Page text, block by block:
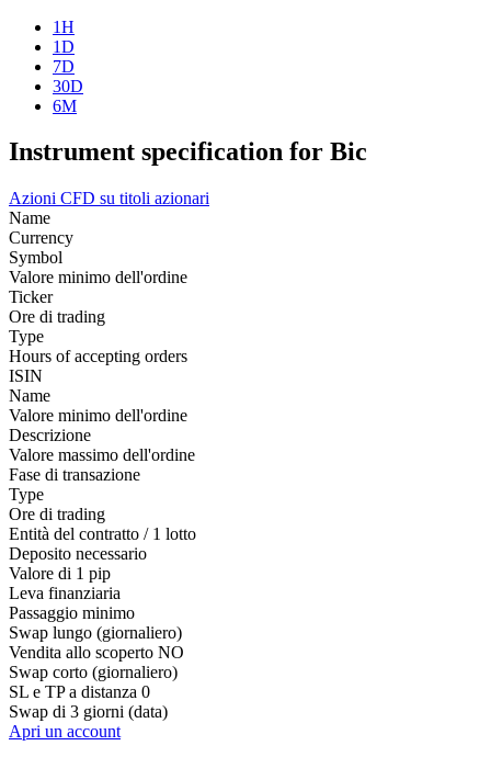
1H
1D
7D
30D
6M
Instrument specification for Bic
Azioni CFD su titoli azionari
Name
Currency
Symbol
Valore minimo dell'ordine
Ticker
Ore di trading
Type
Hours of accepting orders
ISIN
Name
Valore minimo dell'ordine
Descrizione
Valore massimo dell'ordine
Fase di transazione
Type
Ore di trading
Entità del contratto / 1 lotto
Deposito necessario
Valore di 1 pip
Leva finanziaria
Passaggio minimo
Swap lungo (giornaliero)
Vendita allo scoperto NO
Swap corto (giornaliero)
SL e TP a distanza 0
Swap di 3 giorni (data)
Apri un account